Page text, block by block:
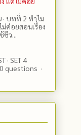
· บทที่ 2 ทำไม
ม่ค่อยสอนเรื่อง
ชีว...
· SET 4
questions ·